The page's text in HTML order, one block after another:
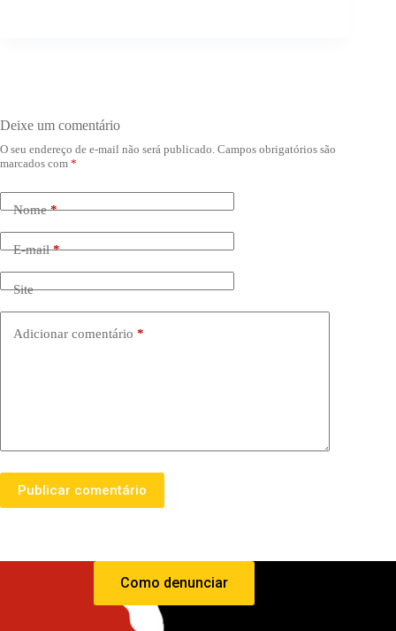
Deixe um comentário
O seu endereço de e-mail não será publicado. Campos obrigatórios são
marcados com *
Nome*
E-mail*
Site
Adicionar comentário *
Publicar comentário
Como denunciar